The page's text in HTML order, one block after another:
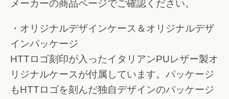
メーカーの商品ページでご確認ください。
・オリジナルデザインケース＆オリジナルデザ
インパッケージ
HTTロゴ刻印が入ったイタリアンPUレザー製オ
リジナルケースが付属しています。パッケージ
もHTTロゴを刻んだ独自デザインのパッケージ